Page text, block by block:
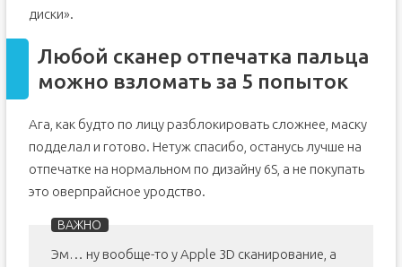
диски».
Любой сканер отпечатка пальца
можно взломать за 5 попыток
Ага, как будто по лицу разблокировать сложнее, маску
подделал и готово. Нетуж спасибо, останусь лучше на
отпечатке на нормальном по дизайну 6S, а не покупать
это оверпрайсное уродство.
Эм… ну вообще-то у Apple 3D сканирование, а